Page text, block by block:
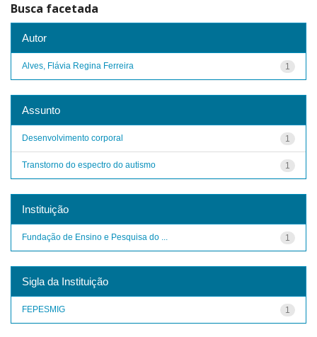
Busca facetada
Autor
1
Alves, Flávia Regina Ferreira
Assunto
1
Desenvolvimento corporal
1
Transtorno do espectro do autismo
Instituição
1
Fundação de Ensino e Pesquisa do ...
Sigla da Instituição
1
FEPESMIG